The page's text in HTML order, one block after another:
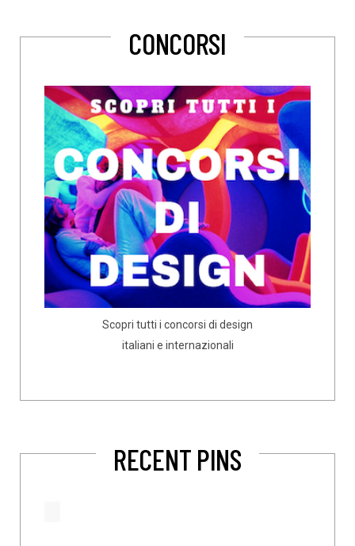
CONCORSI
Scopri tutti i concorsi di design
italiani e internazionali
RECENT PINS